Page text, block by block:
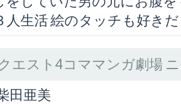
人生活 絵のタッチも好き
エスト4コママンガ劇場
田亜美